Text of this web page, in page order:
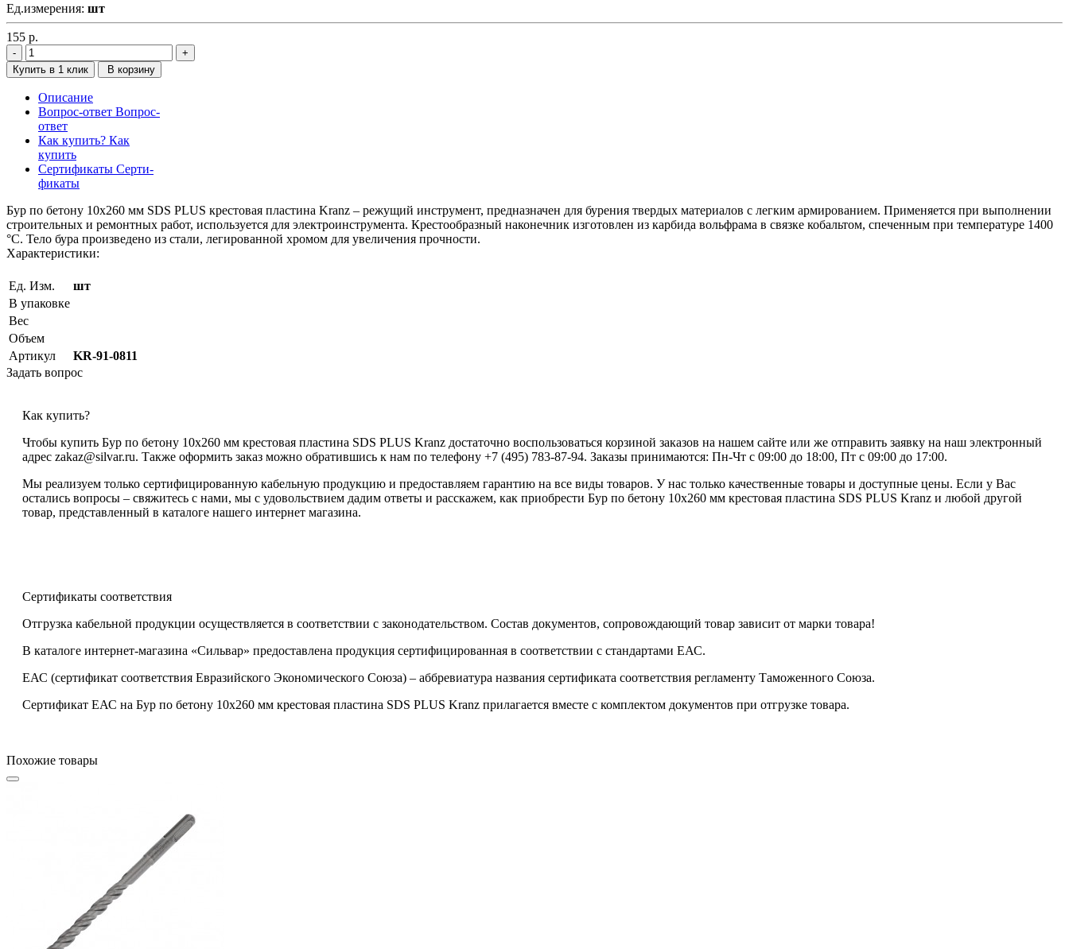
Ед.измерения: шт
155 р.
Купить в 1 клик В корзину
Описание
Вопрос-ответ Вопрос-
ответ
Как купить? Как
купить
Сертификаты Серти-
фикаты
Бур по бетону 10x260 мм SDS PLUS крестовая пластина Kranz – режущий инструмент, предназначен для бурения твердых материалов с легким армированием. Применяется при выполнении
строительных и ремонтных работ, используется для электроинструмента. Крестообразный наконечник изготовлен из карбида вольфрама в связке кобальтом, спеченным при температуре 1400
°С. Тело бура произведено из стали, легированной хромом для увеличения прочности.
Характеристики:
Ед. Изм.
шт
В упаковке
Вес
Объем
Артикул
KR-91-0811
Задать вопрос
Как купить?
Чтобы купить Бур по бетону 10х260 мм крестовая пластина SDS PLUS Kranz достаточно воспользоваться корзиной заказов на нашем сайте или же отправить заявку на наш электронный
адрес zakaz@silvar.ru. Также оформить заказ можно обратившись к нам по телефону +7 (495) 783-87-94. Заказы принимаются: Пн-Чт с 09:00 до 18:00, Пт с 09:00 до 17:00.
Мы реализуем только сертифицированную кабельную продукцию и предоставляем гарантию на все виды товаров. У нас только качественные товары и доступные цены. Если у Вас
остались вопросы – свяжитесь с нами, мы с удовольствием дадим ответы и расскажем, как приобрести Бур по бетону 10х260 мм крестовая пластина SDS PLUS Kranz и любой другой
товар, представленный в каталоге нашего интернет магазина.
Сертификаты соответствия
Отгрузка кабельной продукции осуществляется в соответствии с законодательством. Состав документов, сопровождающий товар зависит от марки товара!
В каталоге интернет-магазина «Сильвар» предоставлена продукция сертифицированная в соответствии с стандартами ЕАС.
ЕАС (сертификат соответствия Евразийского Экономического Союза) – аббревиатура названия сертификата соответствия регламенту Таможенного Союза.
Сертификат ЕАС на Бур по бетону 10х260 мм крестовая пластина SDS PLUS Kranz прилагается вместе с комплектом документов при отгрузке товара.
Похожие товары